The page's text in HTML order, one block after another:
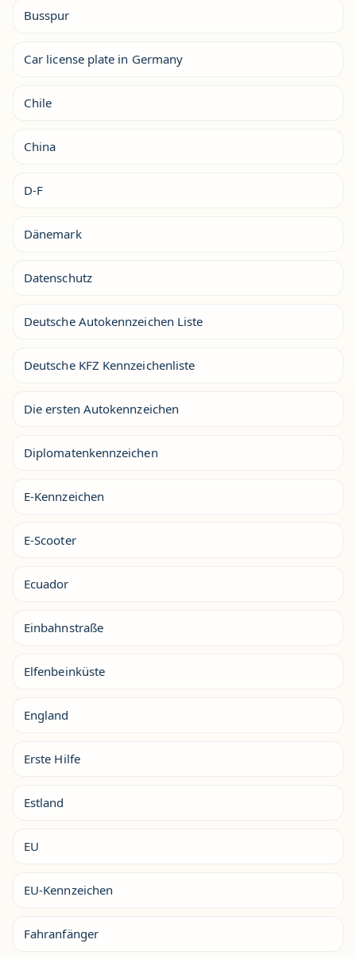
Busspur
Car license plate in Germany
Chile
China
D-F
Dänemark
Datenschutz
Deutsche Autokennzeichen Liste
Deutsche KFZ Kennzeichenliste
Die ersten Autokennzeichen
Diplomatenkennzeichen
E-Kennzeichen
E-Scooter
Ecuador
Einbahnstraße
Elfenbeinküste
England
Erste Hilfe
Estland
EU
EU-Kennzeichen
Fahranfänger